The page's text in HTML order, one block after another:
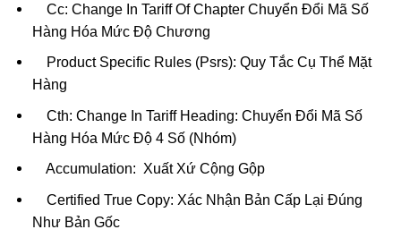
Cc: Change In Tariff Of Chapter Chuyển Đổi Mã Số
Hàng Hóa Mức Độ Chương
Product Specific Rules (Psrs): Quy Tắc Cụ Thể Mặt
Hàng
Cth: Change In Tariff Heading: Chuyển Đổi Mã Số
Hàng Hóa Mức Độ 4 Số (Nhóm)
Accumulation: Xuất Xứ Cộng Gộp
Certified True Copy: Xác Nhận Bản Cấp Lại Đúng
Như Bản Gốc